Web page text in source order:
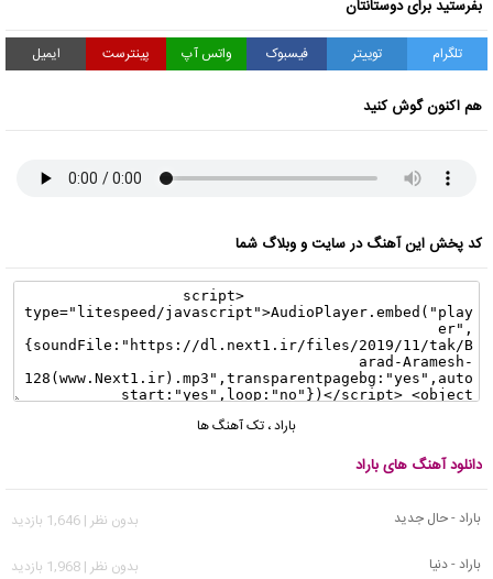
بفرستید برای دوستانتان
تلگرام توییتر فیسبوک واتس آپ پینترست ایمیل
هم اکنون گوش کنید
کد پخش این آهنگ در سایت و وبلاگ شما
باراد، تک آهنگ ها
دانلود آهنگ های باراد
باراد - حال جدید
بدون نظر | 1,646 بازدید
باراد - دنیا
بدون نظر | 1,968 بازدید